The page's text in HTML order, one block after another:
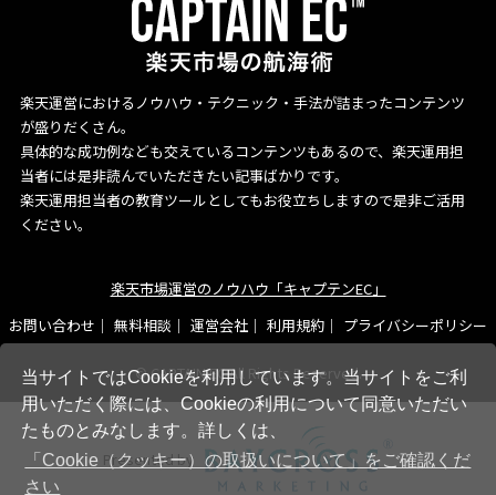
当サイトではCookieを利用しています。当サイトをご利
用いただく際には、Cookieの利用について同意いただい
たものとみなします。詳しくは、
「Cookie（クッキー）の取扱いについて」をご確認くだ
さい
楽天運営におけるノウハウ・テクニック・手法が詰まったコンテンツ
が盛りだくさん。
具体的な成功例なども交えているコンテンツもあるので、楽天運用担
当者には是非読んでいただきたい記事ばかりです。
楽天運用担当者の教育ツールとしてもお役立ちしますので是非ご活用
ください。
楽天市場運営のノウハウ「キャプテンEC」
お問い合わせ
無料相談 運営会社 利用規約 プライバシーポリシー
© CAPTAIN EC All Rights Reserved.
Presented by